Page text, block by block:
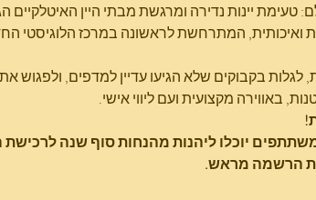
יינות נדירה ומרגשת מבתי היין האיטלקיים
ואיכותית, המתרחשת לראשונה במרכז הלוגיסטי
לגלות בקבוקים שלא הגיעו עדיין למדפים, ולפגוש
יוכלו ליהנות מהנחות סוף שנה לרכישת
הרשמה מראש.